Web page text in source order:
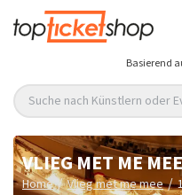
Basierend
Suche nach Künstlern oder
VLIEG MET ME MEE
Home / Vlieg met me mee /